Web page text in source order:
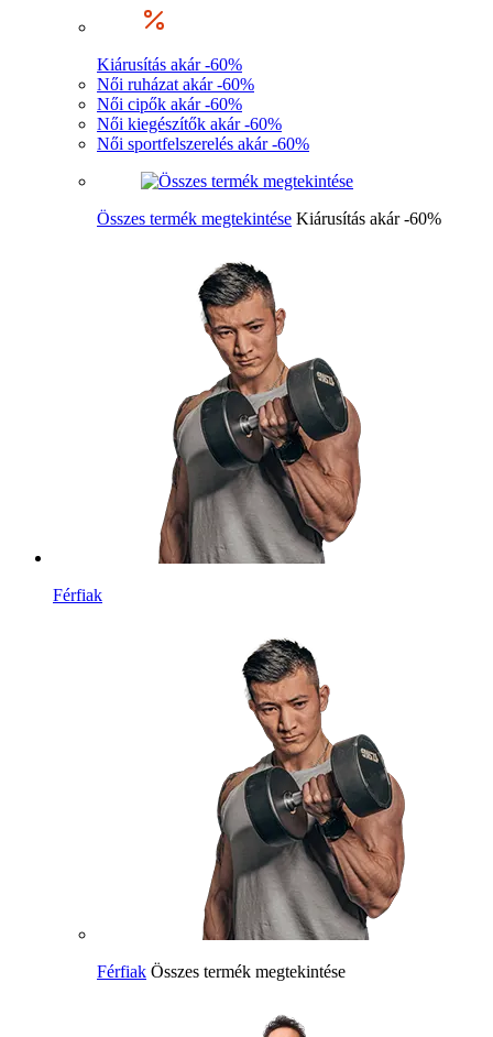
Kiárusítás akár -60%
Női ruházat akár -60%
Női cipők akár -60%
Női kiegészítők akár -60%
Női sportfelszerelés akár -60%
Összes termék megtekintése Kiárusítás akár -60%
Férfiak
Férfiak Összes termék megtekintése